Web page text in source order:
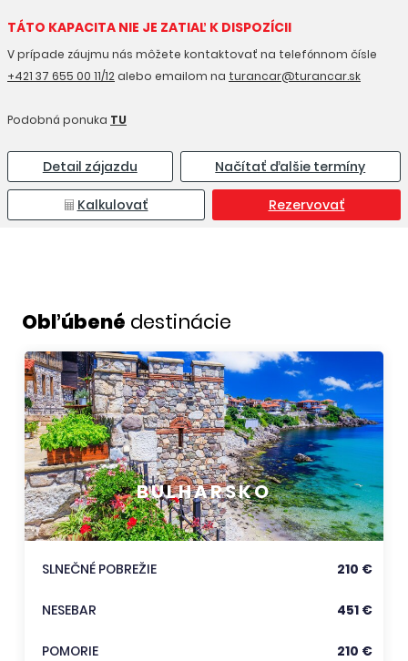
TÁTO KAPACITA NIE JE ZATIAĽ K DISPOZÍCII
V prípade záujmu nás môžete kontaktovať na telefónnom čísle
+421 37 655 00 11/12 alebo emailom na turancar@turancar.sk
Podobná ponuka TU
Detail zájazdu Načítať ďalšie termíny
Kalkulovať Rezervovať
Obľúbené destinácie
BULHARSKO
SLNEČNÉ POBREŽIE 210 €
NESEBAR 451 €
POMORIE 210 €